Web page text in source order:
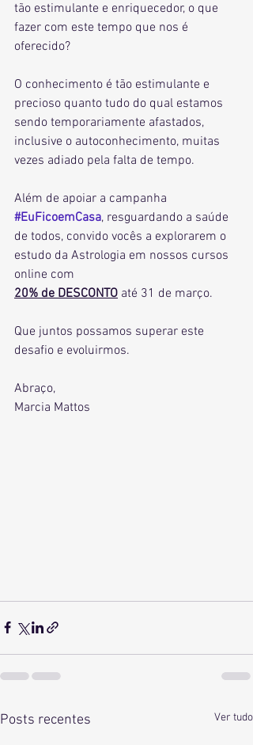
tão estimulante e enriquecedor, o que
fazer com este tempo que nos é
oferecido?
O conhecimento é tão estimulante e
precioso quanto tudo do qual estamos
sendo temporariamente afastados,
inclusive o autoconhecimento, muitas
vezes adiado pela falta de tempo.
Além de apoiar a campanha
#EuFicoemCasa, resguardando a saúde
de todos, convido vocês a explorarem o
estudo da Astrologia em nossos cursos
online com
20% de DESCONTO até 31 de março.
Que juntos possamos superar este
desafio e evoluirmos.
Abraço,
Marcia Mattos
Posts recentes Ver tudo